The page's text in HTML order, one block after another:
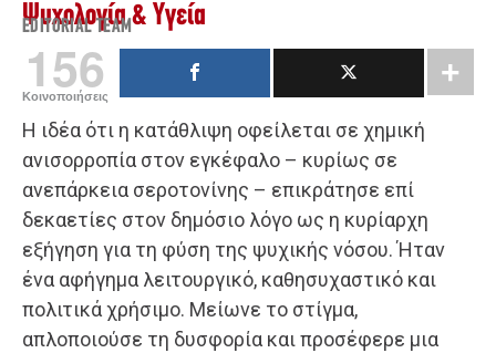
Ψυχολογία & Υγεία
EDITORIAL TEAM
156
Κοινοποιήσεις
Η ιδέα ότι η κατάθλιψη οφείλεται σε χημική
ανισορροπία στον εγκέφαλο – κυρίως σε
ανεπάρκεια σεροτονίνης – επικράτησε επί
δεκαετίες στον δημόσιο λόγο ως η κυρίαρχη
εξήγηση για τη φύση της ψυχικής νόσου. Ήταν
ένα αφήγημα λειτουργικό, καθησυχαστικό και
πολιτικά χρήσιμο. Μείωνε το στίγμα,
απλοποιούσε τη δυσφορία και προσέφερε μια